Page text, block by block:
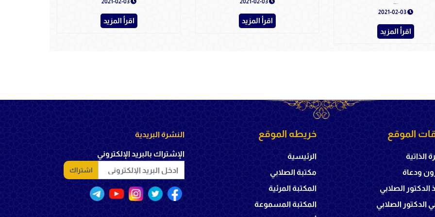
2021-02-03
اقرأ المزيد
2021-02-03
اقرأ المزيد
2021-02-03
اقرأ المزيد
الموقع
الذاتية
ودعاة
الدكتور الصلابي
الدكتور الصلابي
خريطه الموقع
الرئيسية
مكتبة الصلابي
المكتبة المرئية
المكتبة المسموعة
النشرة البريدية
الإشتراك بالبريد الإلكتروني
اشتراك